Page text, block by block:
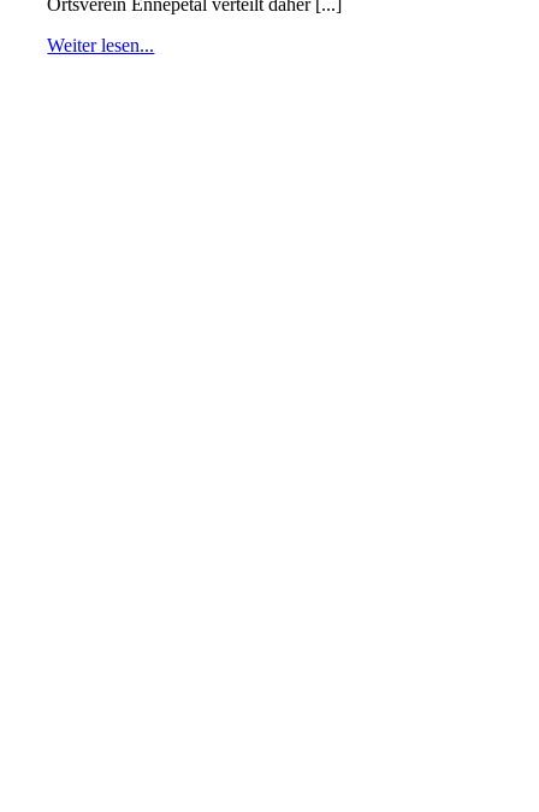
Ortsverein Ennepetal verteilt daher [...]
Weiter lesen...